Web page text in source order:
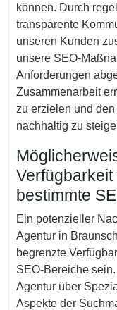
können. Durch
transparente
unseren Kunden
unsere SEO-
Anforderungen
Zusammenarbeit
zu erzielen und
nachhaltig zu
bestimmte
Ein potenzieller
Agentur in
begrenzte
SEO-Bereiche
Agentur über
Aspekte der